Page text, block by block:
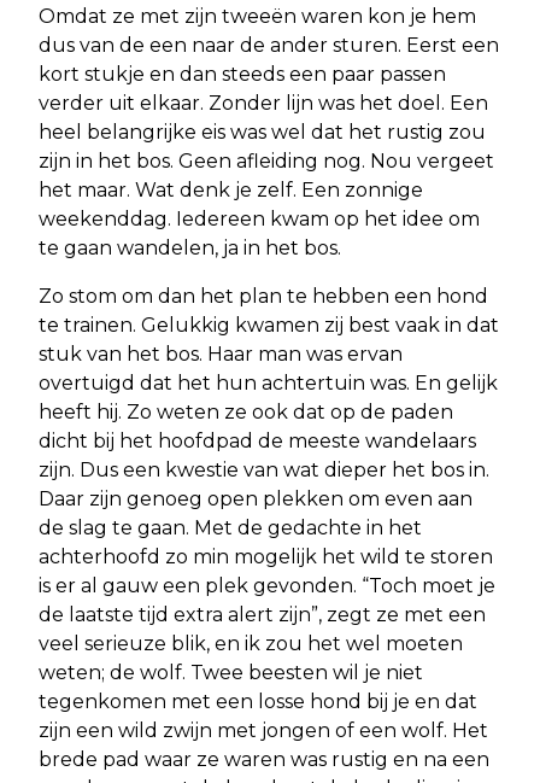
Omdat ze met zijn tweeën waren kon je hem
dus van de een naar de ander sturen. Eerst een
kort stukje en dan steeds een paar passen
verder uit elkaar. Zonder lijn was het doel. Een
heel belangrijke eis was wel dat het rustig zou
zijn in het bos. Geen afleiding nog. Nou vergeet
het maar. Wat denk je zelf. Een zonnige
weekenddag. Iedereen kwam op het idee om
te gaan wandelen, ja in het bos.
Zo stom om dan het plan te hebben een hond
te trainen. Gelukkig kwamen zij best vaak in dat
stuk van het bos. Haar man was ervan
overtuigd dat het hun achtertuin was. En gelijk
heeft hij. Zo weten ze ook dat op de paden
dicht bij het hoofdpad de meeste wandelaars
zijn. Dus een kwestie van wat dieper het bos in.
Daar zijn genoeg open plekken om even aan
de slag te gaan. Met de gedachte in het
achterhoofd zo min mogelijk het wild te storen
is er al gauw een plek gevonden. “Toch moet je
de laatste tijd extra alert zijn”, zegt ze met een
veel serieuze blik, en ik zou het wel moeten
weten; de wolf. Twee beesten wil je niet
tegenkomen met een losse hond bij je en dat
zijn een wild zwijn met jongen of een wolf. Het
brede pad waar ze waren was rustig en na een